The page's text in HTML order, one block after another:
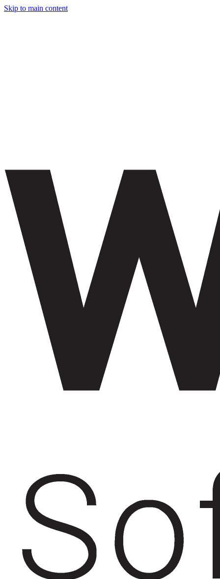
Skip to main content